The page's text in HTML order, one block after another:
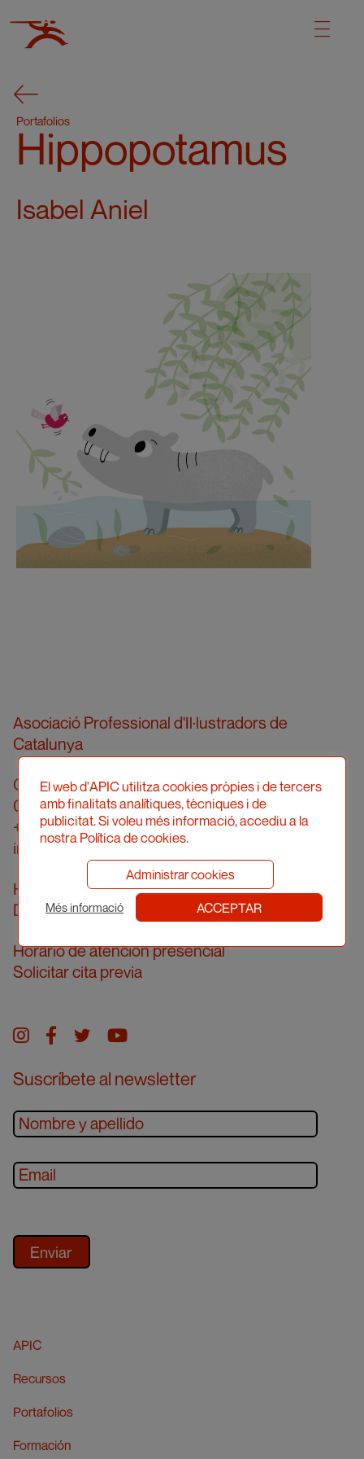
Portafolios
Hippopotamus
Isabel Aniel
Asociació Professional d'Il·lustradors de
Catalunya
Calle Londres, 96, pral. 2a
08036 Barcelona
+34 934 161 474
info@apic.cat
Horario de atención telefónica
De lunes a viernes de 10 a 14 h
Horario de atención presencial
Solicitar cita previa
Instagram
facebook
twitteryoutube
Suscríbete al newsletter
APIC
Recursos
Portafolios
Formación
El web d'APIC utilitza cookies pròpies i de tercers
amb finalitats analítiques, tècniques i de
publicitat. Si voleu més informació, accediu a la
nostra Política de cookies.
Administrar cookies
Més informació ACCEPTAR